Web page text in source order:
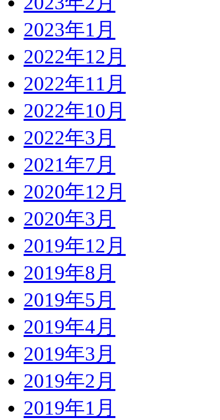
2023年1月
2022年12月
2022年11月
2022年10月
2022年3月
2021年7月
2020年12月
2020年3月
2019年12月
2019年8月
2019年5月
2019年4月
2019年3月
2019年2月
2019年1月